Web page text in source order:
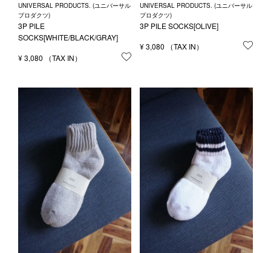
UNIVERSAL PRODUCTS. (ユニバーサル
プロダクツ)
3P PILE
SOCKS[WHITE/BLACK/GRAY]
¥3,080
UNIVERSAL PRODUCTS. (ユニバーサル
プロダクツ)
3P PILE SOCKS[OLIVE]
¥3,080